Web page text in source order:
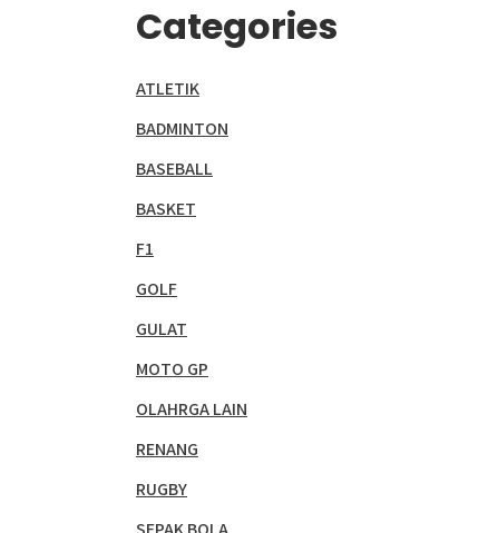
Categories
ATLETIK
BADMINTON
BASEBALL
BASKET
F1
GOLF
GULAT
MOTO GP
OLAHRGA LAIN
RENANG
RUGBY